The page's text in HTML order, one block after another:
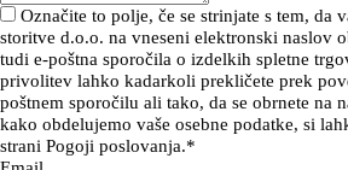
Označite to polje, če se strinjate s tem, da
storitve d.o.o. na vneseni elektronski naslov
tudi e-poštna sporočila o izdelkih spletne
privolitev lahko kadarkoli prekličete prek
poštnem sporočilu ali tako, da se obrnete na
kako obdelujemo vaše osebne podatke, si
strani Pogoji poslovanja.*